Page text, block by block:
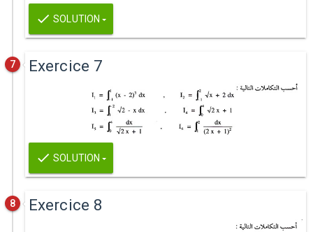
SOLUTION
7 Exercice 7
SOLUTION
8 Exercice 8